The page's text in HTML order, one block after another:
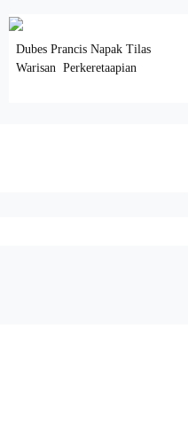
Dubes Prancis Napak Tilas
Warisan Perkeretaapian